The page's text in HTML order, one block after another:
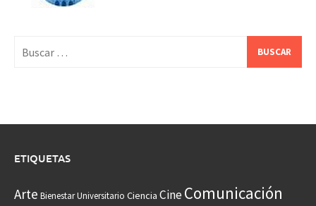
ETIQUETAS
Arte Bienestar Universitario Ciencia CineComunicación